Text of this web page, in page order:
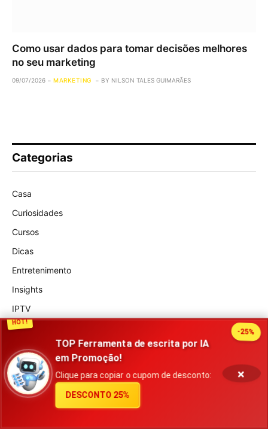
HOT!
TOP Ferramenta de escrita por IA
em Promoção!
Clique para copiar o cupom de desconto:
DESCONTO 25%
-25%
×
Como usar dados para tomar decisões melhores
no seu marketing
09/07/2026 MARKETING BY NILSON TALES GUIMARÃES
Categorias
Casa
Curiosidades
Cursos
Dicas
Entretenimento
Insights
IPTV
Livros
Marketing
Moda
Negócios